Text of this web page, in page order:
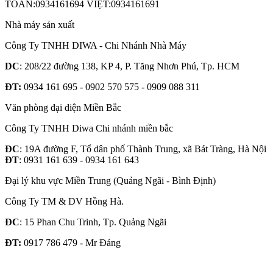
TOÀN:0934161694 VIỆT:0934161691
Nhà máy sản xuất
Công Ty TNHH DIWA - Chi Nhánh Nhà Máy
DC: 208/22 đường 138, KP 4, P. Tăng Nhơn Phú, Tp. HCM
ĐT: 0934 161 695 - 0902 570 575 - 0909 088 311
Văn phòng đại diện Miền Bắc
Công Ty TNHH Diwa Chi nhánh miền bắc
ĐC: 19A đường F, Tổ dân phố Thành Trung, xã Bát Tràng, Hà Nội
ĐT: 0931 161 639 - 0934 161 643
Đại lý khu vực Miền Trung (Quảng Ngãi - Bình Định)
Công Ty TM & DV Hồng Hà.
ĐC: 15 Phan Chu Trinh, Tp. Quảng Ngãi
ĐT: 0917 786 479 - Mr Đáng